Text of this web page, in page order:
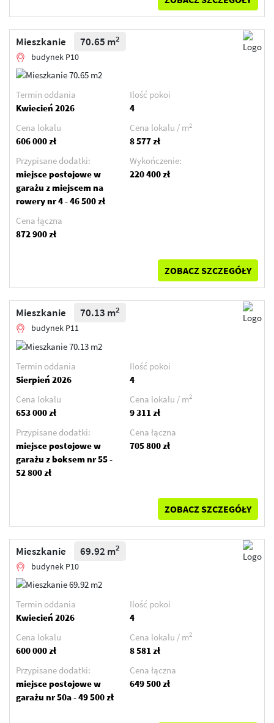
Mieszkanie 70.65 m2
budynek P10
Termin oddania
Kwiecień 2026
Ilość pokoi
4
Cena lokalu
606 000 zł
Cena lokalu / m2
8 577 zł
Przypisane dodatki:
miejsce postojowe w
garażu z miejscem na
rowery nr 4 - 46 500 zł
Wykończenie:
220 400 zł
Cena łączna
872 900 zł
ZOBACZ SZCZEGÓŁY
Mieszkanie 70.13 m2
budynek P11
Termin oddania
Sierpień 2026
Ilość pokoi
4
Cena lokalu
653 000 zł
Cena lokalu / m2
9 311 zł
Przypisane dodatki:
miejsce postojowe w
garażu z boksem nr 55 -
52 800 zł
Cena łączna
705 800 zł
ZOBACZ SZCZEGÓŁY
Mieszkanie 69.92 m2
budynek P10
Termin oddania
Kwiecień 2026
Ilość pokoi
4
Cena lokalu
600 000 zł
Cena lokalu / m2
8 581 zł
Przypisane dodatki:
miejsce postojowe w
garażu nr 50a - 49 500 zł
Cena łączna
649 500 zł